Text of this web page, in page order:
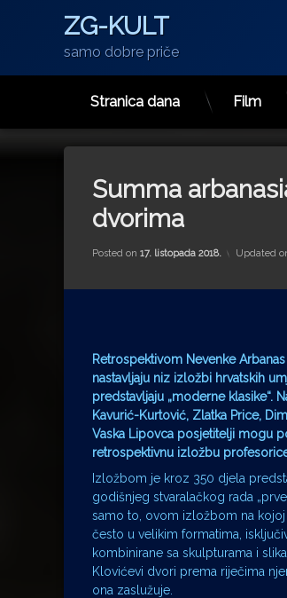
Preskoči
ZG-KULT
samo dobre priče
Stranica dana Film
Summa
dvorima
Posted on 17. listopada 2018. Updated
Retrospektivom Nevenke
nastavljaju niz izložbi hrvatskih
predstavljaju „moderne klasike“.
Kavurić-Kurtović, Zlatka Price,
Vaska Lipovca posjetitelji mogu
retrospektivnu izložbu
Izložbom je kroz 350 djela
godišnjeg stvaralačkog rada
samo to, ovom izložbom na kojoj
često u velikim formatima,
kombinirane sa skulpturama i
Klovićevi dvori prema riječima
ona zaslužuje.